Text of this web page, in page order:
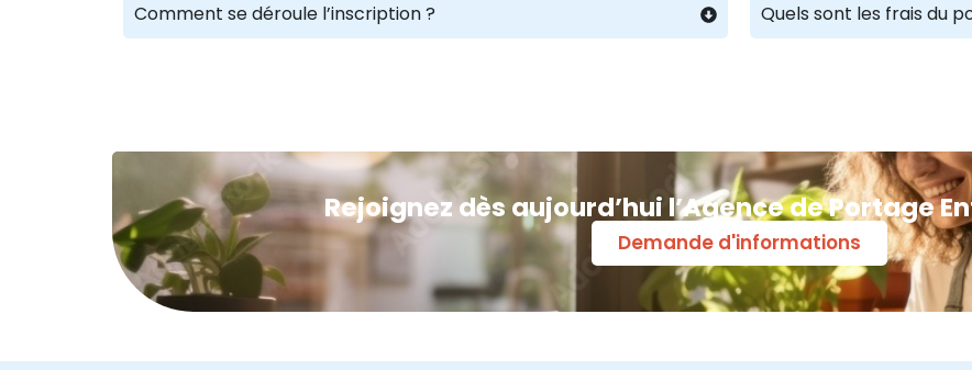
Comment se déroule l’inscription ? Quels sont les frais du
Rejoignez dès aujourd’hui l’Agence de Portage
Demande d'informations